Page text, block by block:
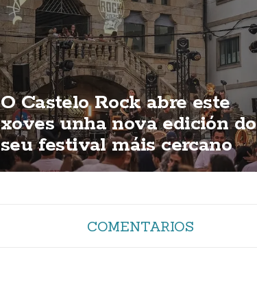
O Castelo Rock abre este
xoves unha nova edición do
seu festival máis cercano
COMENTARIOS